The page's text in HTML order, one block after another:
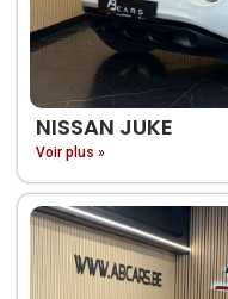
NISSAN JUKE
Voir plus »